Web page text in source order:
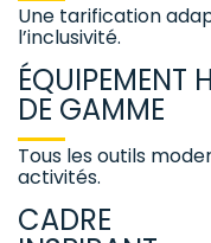
Une tarification
l’inclusivité.
ÉQUIPEMENT
DE GAMME
Tous les outils
activités.
CADRE